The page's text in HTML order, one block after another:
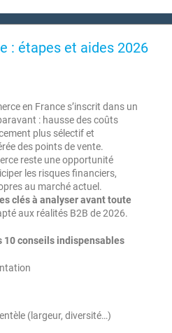
: étapes et aides 2026
en France s’inscrit dans un
: hausse des coûts
plus sélectif et
des points de vente.
reste une opportunité
les risques financiers,
au marché actuel.
clés à analyser avant toute
aux réalités B2B de 2026.
10 conseils indispensables
(largeur, diversité…)